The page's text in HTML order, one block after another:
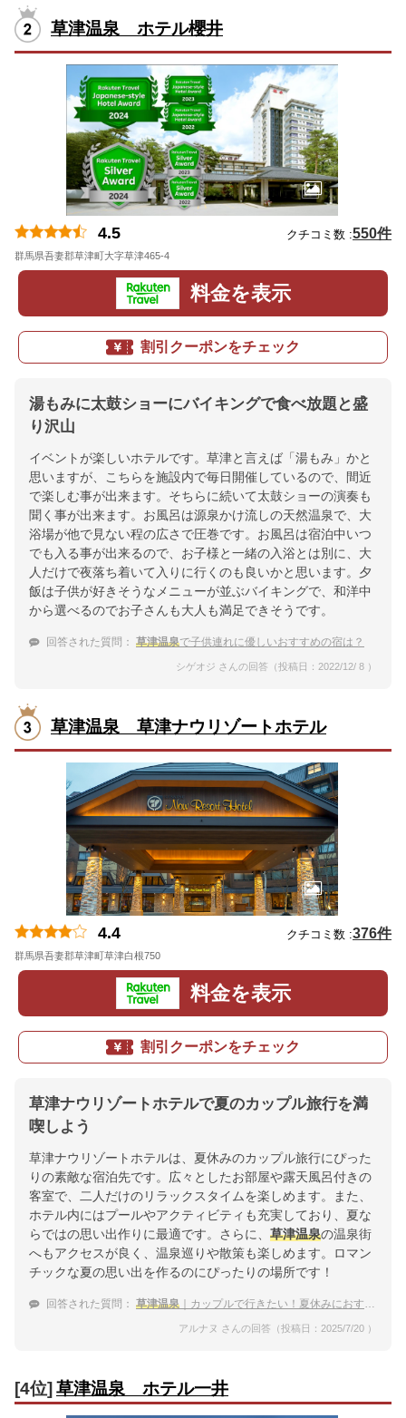
草津温泉 ホテル櫻井
4.5 クチコミ数 :550件
群馬県吾妻郡草津町大字草津465-4
料金を表示
割引クーポンをチェック
湯もみに太鼓ショーにバイキングで食べ放題と盛
り沢山
イベントが楽しいホテルです。草津と言えば「湯もみ」かと
思いますが、こちらを施設内で毎日開催しているので、間近
で楽しむ事が出来ます。そちらに続いて太鼓ショーの演奏も
聞く事が出来ます。お風呂は源泉かけ流しの天然温泉で、大
浴場が他で見ない程の広さで圧巻です。お風呂は宿泊中いつ
でも入る事が出来るので、お子様と一緒の入浴とは別に、大
人だけで夜落ち着いて入りに行くのも良いかと思います。夕
飯は子供が好きそうなメニューが並ぶバイキングで、和洋中
から選べるのでお子さんも大人も満足できそうです。
回答された質問： 草津温泉で子供連れに優しいおすすめの宿は？
シゲオジ さんの回答（投稿日：2022/12/ 8 ）
草津温泉 草津ナウリゾートホテル
4.4 クチコミ数 :376件
群馬県吾妻郡草津町草津白根750
料金を表示
割引クーポンをチェック
草津ナウリゾートホテルで夏のカップル旅行を満
喫しよう
草津ナウリゾートホテルは、夏休みのカップル旅行にぴった
りの素敵な宿泊先です。広々としたお部屋や露天風呂付きの
客室で、二人だけのリラックスタイムを楽しめます。また、
ホテル内にはプールやアクティビティも充実しており、夏な
らではの思い出作りに最適です。さらに、 草津温泉の温泉街
へもアクセスが良く、温泉巡りや散策も楽しめます。ロマン
チックな夏の思い出を作るのにぴったりの場所です！
回答された質問： 草津温泉 ｜カップルで行きたい！夏休みにおすすめな宿は？
アルナヌ さんの回答（投稿日：2025/7/20 ）
[4位]草津温泉 ホテル一井